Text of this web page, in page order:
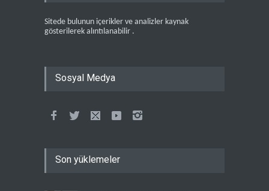
Sitede bulunun içerikler ve analizler kaynak
gösterilerek alıntılanabilir .
Sosyal Medya
Son yüklemeler